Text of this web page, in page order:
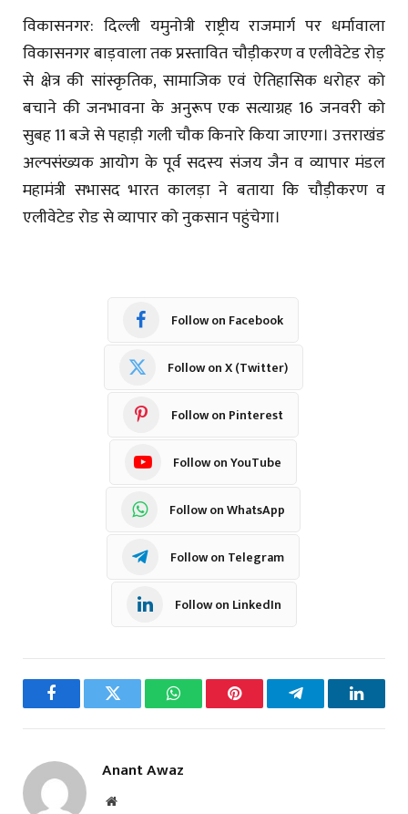
विकासनगर: दिल्ली यमुनोत्री राष्ट्रीय राजमार्ग पर धर्मावाला
विकासनगर बाड़वाला तक प्रस्तावित चौड़ीकरण व एलीवेटेड रोड़
से क्षेत्र की सांस्कृतिक, सामाजिक एवं ऐतिहासिक धरोहर को
बचाने की जनभावना के अनुरूप एक सत्याग्रह 16 जनवरी को
सुबह 11 बजे से पहाड़ी गली चौक किनारे किया जाएगा। उत्तराखंड
अल्पसंख्यक आयोग के पूर्व सदस्य संजय जैन व व्यापार मंडल
महामंत्री सभासद भारत कालड़ा ने बताया कि चौड़ीकरण व
एलीवेटेड रोड से व्यापार को नुकसान पहुंचेगा।
Follow on Facebook
Follow on X (Twitter)
Follow on Pinterest
Follow on YouTube
Follow on WhatsApp
Follow on Telegram
Follow on LinkedIn
FacebookTwitter WhatsAppPinterest Telegram
Anant Awaz
Website